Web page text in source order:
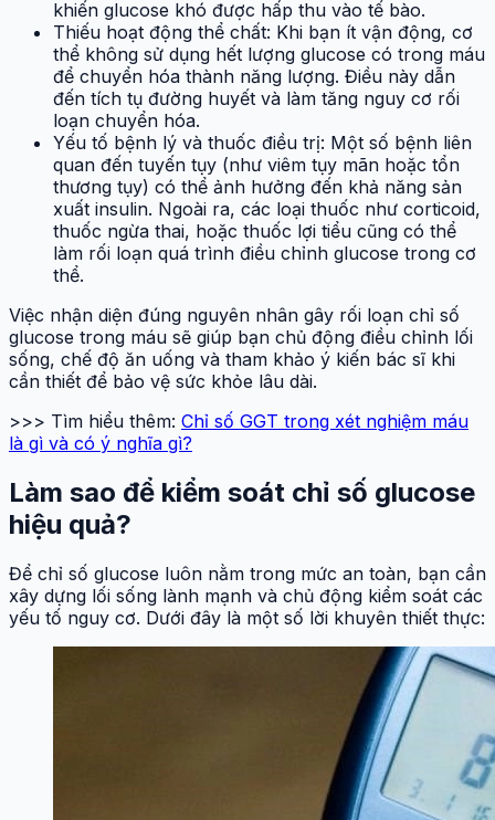
khiến glucose khó được hấp thu vào tế bào.
Thiếu hoạt động thể chất: Khi bạn ít vận động, cơ
thể không sử dụng hết lượng glucose có trong máu
để chuyển hóa thành năng lượng. Điều này dẫn
đến tích tụ đường huyết và làm tăng nguy cơ rối
loạn chuyển hóa.
Yếu tố bệnh lý và thuốc điều trị: Một số bệnh liên
quan đến tuyến tụy (như viêm tụy mãn hoặc tổn
thương tụy) có thể ảnh hưởng đến khả năng sản
xuất insulin. Ngoài ra, các loại thuốc như corticoid,
thuốc ngừa thai, hoặc thuốc lợi tiểu cũng có thể
làm rối loạn quá trình điều chỉnh glucose trong cơ
thể.
Việc nhận diện đúng nguyên nhân gây rối loạn chỉ số
glucose trong máu sẽ giúp bạn chủ động điều chỉnh lối
sống, chế độ ăn uống và tham khảo ý kiến bác sĩ khi
cần thiết để bảo vệ sức khỏe lâu dài.
>>> Tìm hiểu thêm: Chỉ số GGT trong xét nghiệm máu
là gì và có ý nghĩa gì?
Làm sao để kiểm soát chỉ số glucose
hiệu quả?
Để chỉ số glucose luôn nằm trong mức an toàn, bạn cần
xây dựng lối sống lành mạnh và chủ động kiểm soát các
yếu tố nguy cơ. Dưới đây là một số lời khuyên thiết thực: